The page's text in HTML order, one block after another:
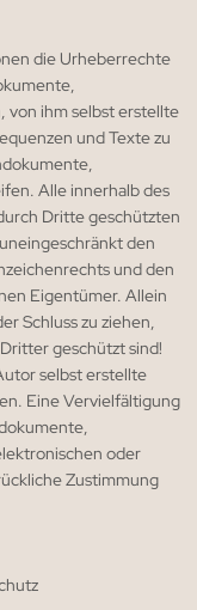
die Urheberrechte
von ihm selbst erstellte
und Texte zu
Alle innerhalb des
Dritte geschützten
den
und den
Eigentümer. Allein
Schluss zu ziehen,
geschützt sind!
selbst erstellte
Eine Vervielfältigung
oder
Zustimmung